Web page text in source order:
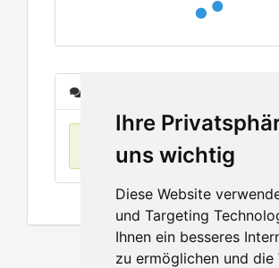
Ihre
uns wichtig
Diese Website
und Targeting
Ihnen ein besseres
zu ermöglichen und die